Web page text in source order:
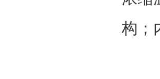
构；